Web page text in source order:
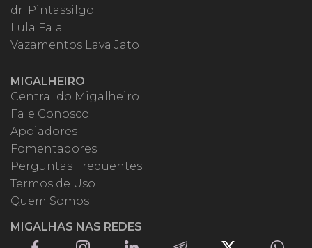
dr. Pintassilgo
Lula Fala
Vazamentos Lava Jato
MIGALHEIRO
Central do Migalheiro
Fale Conosco
Apoiadores
Fomentadores
Perguntas Frequentes
Termos de Uso
Quem Somos
MIGALHAS NAS REDES